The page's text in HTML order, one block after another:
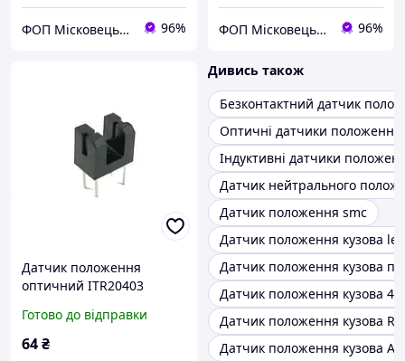
ФОП Місковець О.Г. 96% ФОП Місковець О.Г. 96%
Датчик положення
оптичний ITR20403
Готово до відправки
64₴
Дивись також
Безконтактний датчик
Оптичні датчики положення
Індуктивні датчики
Датчик нейтрального
Датчик положення smc
Датчик положення кузова
Датчик положення кузова
Датчик положення кузова
Датчик положення кузова RX
Датчик положення кузова